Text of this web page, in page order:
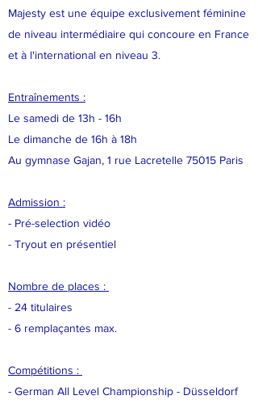
Majesty est une équipe exclusivement féminine
de niveau intermédiaire qui concoure en France
et à l'international en niveau 3.
Entraînements :
Le samedi de 13h - 16h
Le dimanche de 16h à 18h
Au gymnase Gajan, 1 rue Lacretelle 75015 Paris
Admission :
- Pré-selection vidéo
- Tryout en présentiel
Nombre de places :
- 24 titulaires
- 6 remplaçantes max.
Compétitions :
- German All Level Championship - Düsseldorf